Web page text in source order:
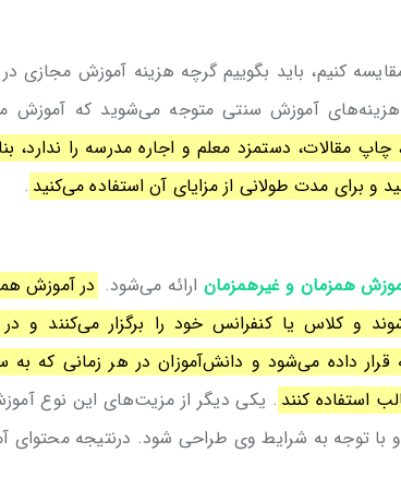
کنیم، باید بگوییم گرچه هزینه آموزش مجازی
هزینه‌های آموزش سنتی متوجه می‌شوید که آموزش
مقالات، دستمزد معلم و اجاره مدرسه را ندارد،
برای مدت طولانی از مزایای آن استفاده می‌کنید .
همزمان و غیرهمزمانارائه می‌شود. در آموزش
و کلاس یا کنفرانس خود را برگزار می‌کنند و
داده می‌شود و دانش‌آموزان در هر زمانی که به
استفاده کنند . یکی دیگر از مزیت‌های این نوع
به شرایط وی طراحی شود. درنتیجه محتوای